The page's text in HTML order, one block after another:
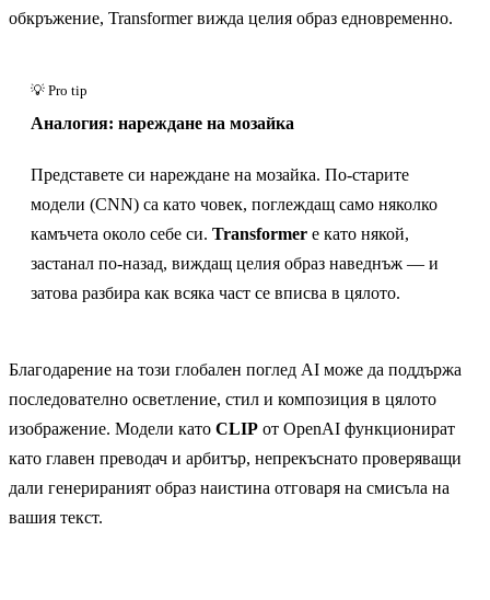
обкръжение, Transformer вижда целия образ едновременно.
Аналогия: нареждане на мозайка
Представете си нареждане на мозайка. По-старите
модели (CNN) са като човек, поглеждащ само няколко
камъчета около себе си. Transformer е като някой,
застанал по-назад, виждащ целия образ наведнъж — и
затова разбира как всяка част се вписва в цялото.
Благодарение на този глобален поглед AI може да поддържа
последователно осветление, стил и композиция в цялото
изображение. Модели като CLIP от OpenAI функционират
като главен преводач и арбитър, непрекъснато проверяващи
дали генерираният образ наистина отговаря на смисъла на
вашия текст.